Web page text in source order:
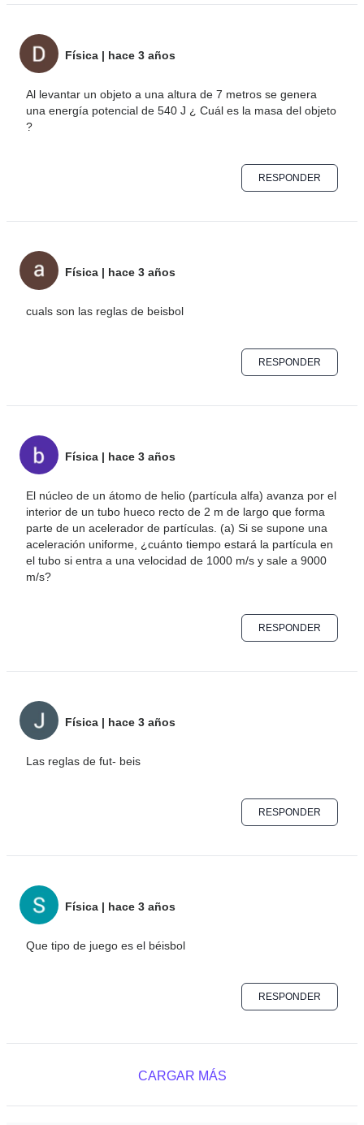
Física | hace 3 años
Al levantar un objeto a una altura de 7 metros se genera
una energía potencial de 540 J ¿ Cuál es la masa del objeto
?
RESPONDER
Física | hace 3 años
cuals son las reglas de beisbol
RESPONDER
Física | hace 3 años
El núcleo de un átomo de helio (partícula alfa) avanza por el
interior de un tubo hueco recto de 2 m de largo que forma
parte de un acelerador de partículas. (a) Si se supone una
aceleración uniforme, ¿cuánto tiempo estará la partícula en
el tubo si entra a una velocidad de 1000 m/s y sale a 9000
m/s?
RESPONDER
Física | hace 3 años
Las reglas de fut- beis
RESPONDER
Física | hace 3 años
Que tipo de juego es el béisbol
RESPONDER
CARGAR MÁS